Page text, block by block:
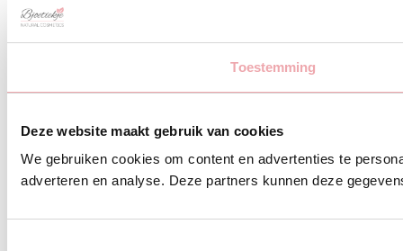
Toestemming
Deze website maakt gebruik van cookies
We gebruiken cookies om content en advertenties te
adverteren en analyse. Deze partners kunnen deze